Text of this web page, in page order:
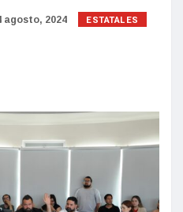
agosto, 2024 ESTATALES